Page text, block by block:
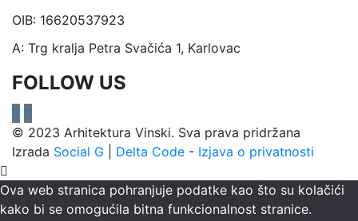
OIB: 16620537923
A: Trg kralja Petra Svačića 1, Karlovac
FOLLOW US
© 2023 Arhitektura Vinski. Sva prava pridržana
Izrada Social G Delta Code - Izjava o privatnosti
Ova web stranica pohranjuje podatke kao što su kolačići
kako bi se omogućila bitna funkcionalnost stranice.